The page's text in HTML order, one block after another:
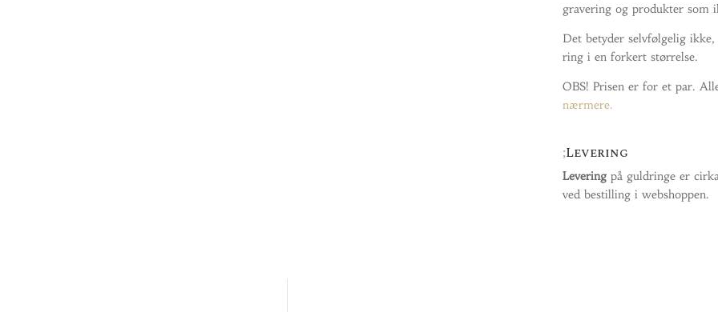
gravering og produkter som
Det betyder selvfølgelig
ring i en forkert størrelse.
OBS! Prisen er for et par.
nærmere.
Levering
Leveringpå guldringe er
ved bestilling i webshoppen.